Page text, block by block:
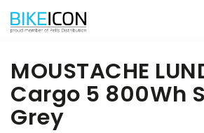
MOUSTACHE
Cargo 5 800Wh
Grey